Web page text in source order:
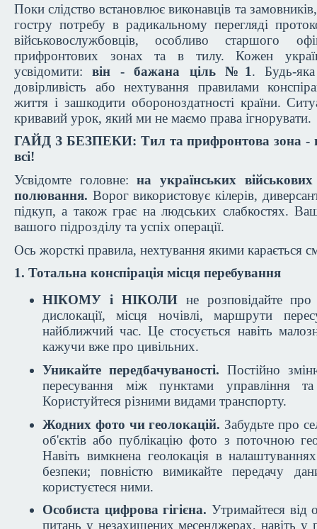
Поки слідство встановлює виконавців та
гостру потребу в радикальному перегляді
військовослужбовців, особливо старшого
прифронтових зонах та в тилу. Кожен
усвідомити:він - бажана ціль №1. Будь-яка
довірливість або нехтування правилами
життя і зашкодити обороноздатності країни.
кривавий урок, який ми не маємо права ігнорувати.
ГАЙД З БЕЗПЕКИ: Тил та прифронтова зона -
всі!
Усвідомте головне:на українських
полювання. Ворог використовує кілерів,
підкуп, а також грає на людських слабкостях.
вашого підрозділу та успіх операції.
Ось жорсткі правила, нехтування якими карається
1. Тотальна конспірація місця перебування
НІКОМУ і НІКОЛИне розповідайте про
дислокації, місця ночівлі, маршрути
найближчий час. Це стосується навіть
кажучи вже про цивільних.
Уникайте передбачуваності. Постійно
пересування між пунктами управління
Користуйтеся різними видами транспорту.
Жодних фото чи геолокацій. Забудьте про
об'єктів або публікацію фото з поточною
Навіть вимкнена геолокація в
безпеки; повністю вимикайте передачу
користуєтеся ними.
Особиста цифрова гігієна. Утримайтеся від
питань у незахищених месенджерах, навіть у